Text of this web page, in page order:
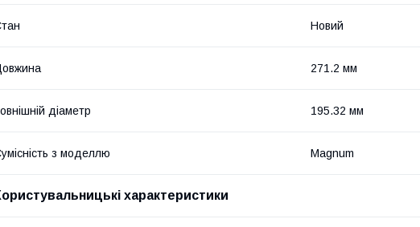
Новий
271.2 мм
діаметр 195.32 мм
з моделлю Magnum
характеристики